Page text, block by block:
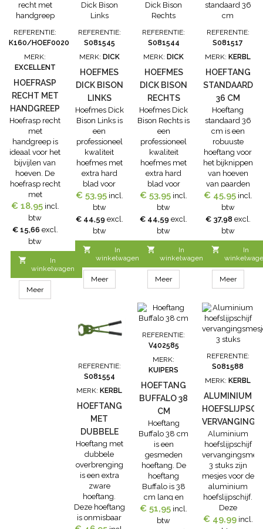
REFERENTIE:
K160/HOEF0020
MERK:
EXCELLENT
HOEFRASP
RECHT MET
HANDGREEP
Hoefrasp recht
met
handgreep is
ideaal voor het
bijvijlen van
hoeven. De
hoefrasp recht
met
handgreep is
een degelijke
Duitse
kwaliteitsrasp.
Maat rasp:
35cm, maat
heft: 12,5cm.
€ 18,95 incl.
btw
€ 15,66 excl.
btw

In
winkelwagen
Meer
REFERENTIE:
S081545
MERK: DICK
HOEFMES
DICK BISON
LINKS
Hoefmes Dick
Bison Links is
een
professioneel
kwaliteit
hoefmes met
extra hard
blad voor
harde
klauwen en
hoeven. Het
hoefmes Dick
Bison Links is
linkshandige
klauwbekappers.Eigenschappen
hoefmes Dick
Bison:- extra
€ 53,95 incl.
btw
€ 44,59 excl.
btw

In
winkelwagen
Meer
REFERENTIE:
S081544
MERK:DICK
HOEFMES
DICK BISON
RECHTS
Hoefmes Dick
Bison Rechts is
een
professioneel
kwaliteit
hoefmes met
extra hard
blad voor
harde
klauwen en
hoeven. Het
hoefmes Dick
Bison Rechts is
rechtshandige
klauwbekappers.Eigenschappen
hoefmes Dick
Bison:- extra
van Danta-
hout
€ 53,95 incl.
btw
€ 44,59 excl.
btw

In
winkelwagen
Meer
REFERENTIE:
S081517
MERK:KERBL
HOEFTANG
STANDAARD
36 CM
Hoeftang
standaard 36
cm is een
robuuste
hoeftang voor
het bijknippen
van hoeven
van paarden
en koeien.
Deze hoeftang
is 36 cm lang
en de kop is 3
cm breed.
Deze hoeftang
standaard is
gemaakt van
speciaal
gesmeed
staal
€ 45,95 incl.
btw
€ 37,98 excl.
btw

In
Meer
REFERENTIE:
S081554
MERK: KERBL
HOEFTANG
MET
DUBBELE
OVERBRENGING
Hoeftang met
dubbele
overbrenging
is een extra
zware
hoeftang.
Deze hoeftang
is onmisbaar
REFERENTIE:
V402585
MERK:
KUIPERS
HOEFTANG
BUFFALO 38
CM
Hoeftang
Buffalo 38 cm
is een
gesmeden
hoeftang. De
hoeftang
Buffalo is 38
cm lang en
uitermate
geschikt voor
€ 51,95 incl.
btw
REFERENTIE:
S081588
MERK:KERBL
ALUMINIUM
3 STUKS
Aluminium
hoefslijpschijf
3 stuks zijn
mesjes voor de
aluminium
hoefslijpschijf.
Deze
€ 49,99 incl.